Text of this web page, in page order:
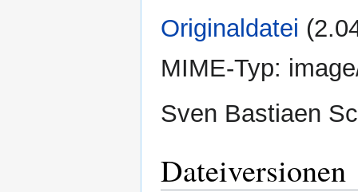
Originaldatei
MIME-Typ:
Sven Bastiaen
Dateiversionen